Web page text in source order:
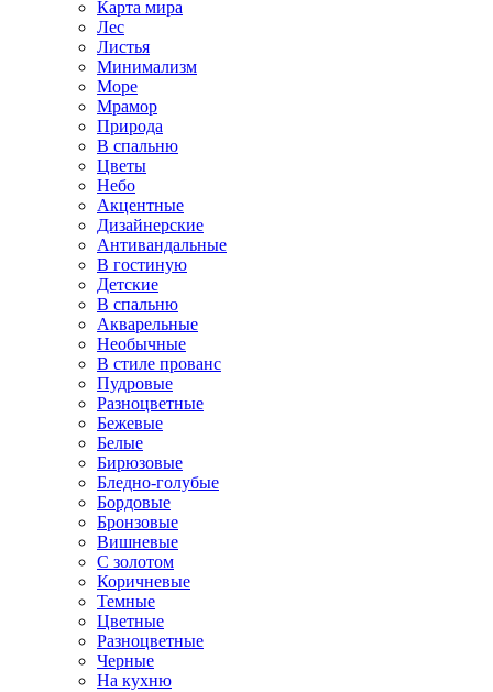
Карта мира
Лес
Листья
Минимализм
Море
Мрамор
Природа
В спальню
Цветы
Небо
Акцентные
Дизайнерские
Антивандальные
В гостиную
Детские
В спальню
Акварельные
Необычные
В стиле прованс
Пудровые
Разноцветные
Бежевые
Белые
Бирюзовые
Бледно-голубые
Бордовые
Бронзовые
Вишневые
С золотом
Коричневые
Темные
Цветные
Разноцветные
Черные
На кухню